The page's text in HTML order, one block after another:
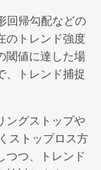
回帰勾配などの
のトレンド強度
閾値に達した場
、トレンド捕捉
ングストップや
ストップロス方
つつ、トレンド